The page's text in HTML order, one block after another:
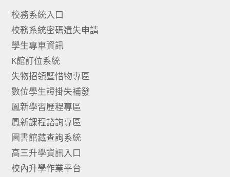
校務系統入口
校務系統密碼遺失申請
學生專車資訊
K館訂位系統
失物招領暨惜物專區
數位學生證掛失補發
鳳新學習歷程專區
鳳新課程諮詢專區
圖書館藏查詢系統
高三升學資訊入口
校內升學作業平台